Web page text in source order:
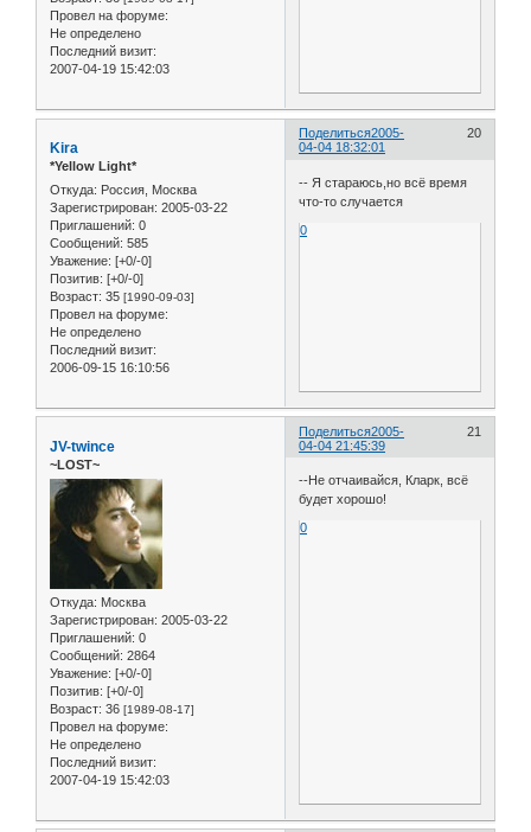
Провел на форуме:
Не определено
Последний визит:
2007-04-19 15:42:03
Поделиться 20
2005-
04-04 18:32:01
Kira
*Yellow Light*
Откуда: Россия, Москва
Зарегистрирован: 2005-03-22
Приглашений: 0
Сообщений: 585
Уважение: [+0/-0]
Позитив: [+0/-0]
Возраст: 35 [1990-09-03]
Провел на форуме:
Не определено
Последний визит:
2006-09-15 16:10:56
-- Я стараюсь,но всё время
что-то случается
0
Поделиться 21
2005-
04-04 21:45:39
JV-twince
~LOST~
Откуда: Москва
Зарегистрирован: 2005-03-22
Приглашений: 0
Сообщений: 2864
Уважение: [+0/-0]
Позитив: [+0/-0]
Возраст: 36 [1989-08-17]
Провел на форуме:
Не определено
Последний визит:
2007-04-19 15:42:03
--Не отчаивайся, Кларк, всё
будет хорошо!
0